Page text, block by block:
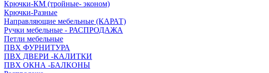
Крючки-КМ (тройные- эконом)
Крючки-Разные
Направляющие мебельные (КАРАТ)
Ручки мебельные - РАСПРОДАЖА
Петли мебельные
ПВХ ФУРНИТУРА
ПВХ ДВЕРИ -КАЛИТКИ
ПВХ ОКНА -БАЛКОНЫ